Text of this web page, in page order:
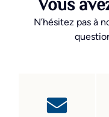
Vous
N’hésitez pas à